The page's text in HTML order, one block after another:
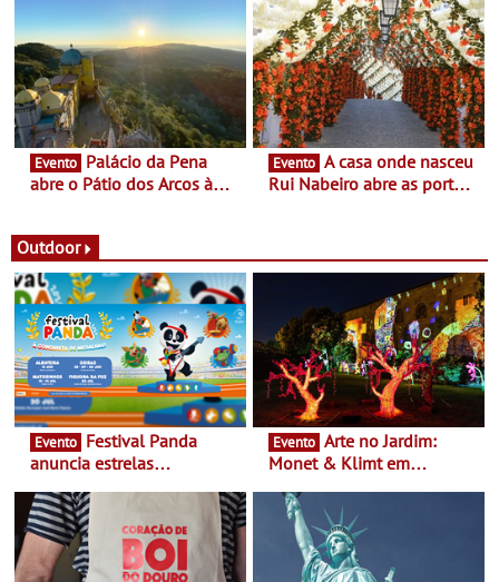
Queiroz Ribeiro - Um novo
conceito gastronómico
itinerante que percorre
Portugal
enquanto “Territórios sem
Fronteira”
Evento
abre o Pátio dos Arcos à
Evento
Rui Nabeiro abre as portas
16 de agosto
Outdoor
Evento
anuncia estrelas
- Entre Junho e Julho pelo
país
Evento
Monet & Klimt em
ao final de Setembro -
Experiência luminosa no
jardim do Museu de
Alberto Sampaio